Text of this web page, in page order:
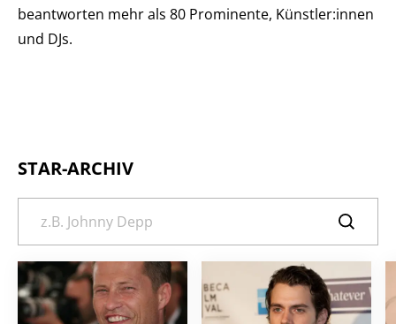
beantworten mehr als 80 Prominente, Künstler:innen
und DJs.
STAR-ARCHIV